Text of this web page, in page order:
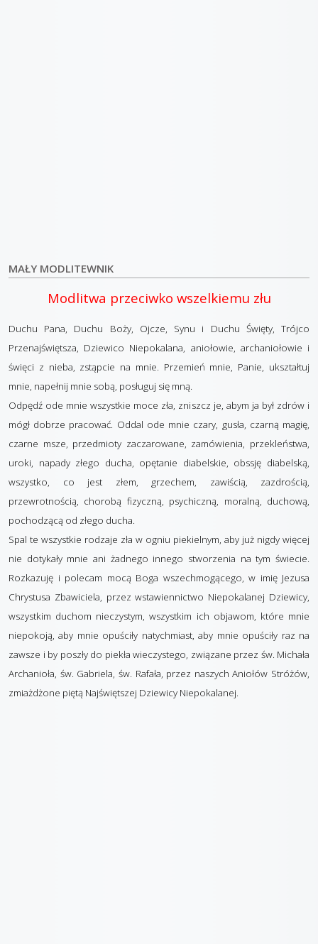
MAŁY MODLITEWNIK
Modlitwa przeciwko wszelkiemu złu
Duchu Pana, Duchu Boży, Ojcze, Synu i Duchu Święty, Trójco
Przenajświętsza, Dziewico Niepokalana, aniołowie, archaniołowie i
święci z nieba, zstąpcie na mnie. Przemień mnie, Panie, ukształtuj
mnie, napełnij mnie sobą, posługuj się mną.
Odpędź ode mnie wszystkie moce zła, zniszcz je, abym ja był zdrów i
mógł dobrze pracować. Oddal ode mnie czary, gusła, czarną magię,
czarne msze, przedmioty zaczarowane, zamówienia, przekleństwa,
uroki, napady złego ducha, opętanie diabelskie, obssję diabelską,
wszystko, co jest złem, grzechem, zawiścią, zazdrością,
przewrotnością, chorobą fizyczną, psychiczną, moralną, duchową,
pochodzącą od złego ducha.
Spal te wszystkie rodzaje zła w ogniu piekielnym, aby już nigdy więcej
nie dotykały mnie ani żadnego innego stworzenia na tym świecie.
Rozkazuję i polecam mocą Boga wszechmogącego, w imię Jezusa
Chrystusa Zbawiciela, przez wstawiennictwo Niepokalanej Dziewicy,
wszystkim duchom nieczystym, wszystkim ich objawom, które mnie
niepokoją, aby mnie opuściły natychmiast, aby mnie opuściły raz na
zawsze i by poszły do piekła wieczystego, związane przez św. Michała
Archanioła, św. Gabriela, św. Rafała, przez naszych Aniołów Stróżów,
zmiażdżone piętą Najświętszej Dziewicy Niepokalanej.